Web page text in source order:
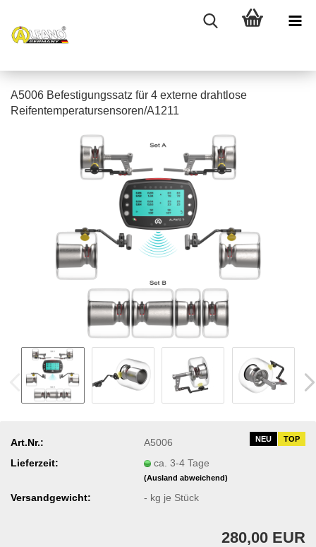
A5006 Befestigungssatz für 4 externe drahtlose
Reifentemperatursensoren/A1211
NEU TOP
Art.Nr.:
A5006
Lieferzeit:
ca. 3-4 Tage
(Ausland abweichend)
Versandgewicht: - kg je Stück
280,00 EUR